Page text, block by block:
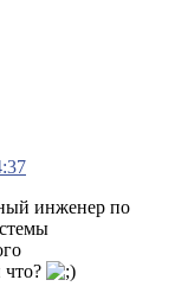
инженер по